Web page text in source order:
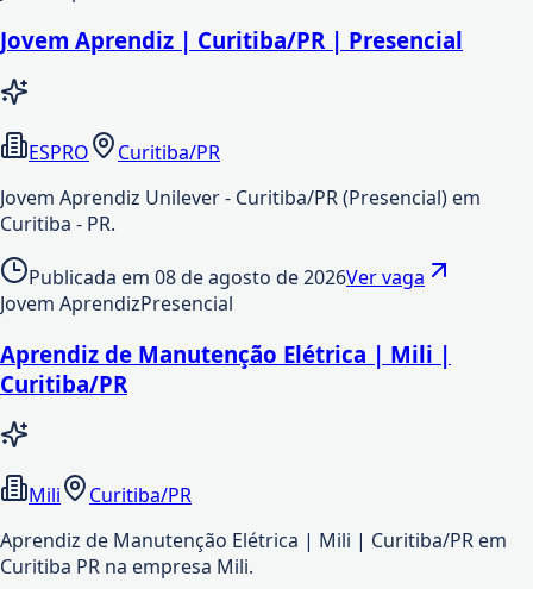
Jovem Aprendiz | Curitiba/PR | Presencial
ESPRO
Curitiba/PR
Jovem Aprendiz Unilever - Curitiba/PR (Presencial) em
Curitiba - PR.
Publicada em 08 de agosto de 2026Ver vaga
Jovem AprendizPresencial
Aprendiz de Manutenção Elétrica | Mili |
Curitiba/PR
Mili
Curitiba/PR
Aprendiz de Manutenção Elétrica | Mili | Curitiba/PR em
Curitiba PR na empresa Mili.